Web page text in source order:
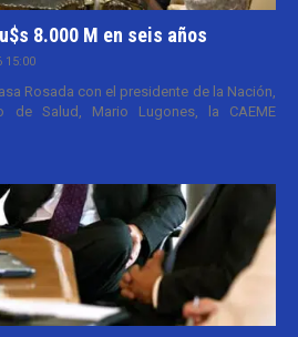
8.000 M en seis años
15:00
Rosada con el presidente de la Nación,
de Salud, Mario Lugones, la CAEME